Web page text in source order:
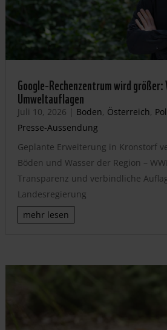
Google-Rechenzentrum wird
Umweltauflagen
Juli 10, 2026 | Boden, Österreich,
Presse-Aussendung
Geplante Erweiterung in Kronstorf
Böden und Wasser der Region –
Transparenz und verbindliche
Landesregierung
mehr lesen